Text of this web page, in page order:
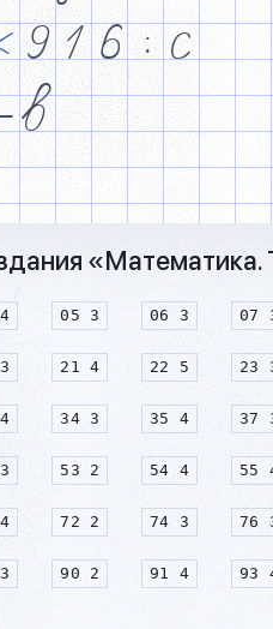
9 1 6 $ c
b
«Математика.
05 3 06 3 07
21 4 22 5 23
34 3 35 4 37
53 2 54 4 55
72 2 74 3 76
90 2 91 4 93